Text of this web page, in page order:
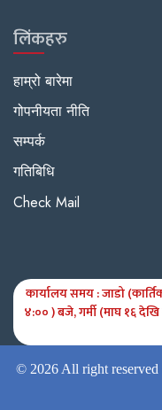
लिंकहरु
हाम्रो बारेमा
गोपनीयता नीति
सम्पर्क
गतिबिधि
Check Mail
कार्यालय समय : जाडो
४:०० ) बजे, गर्मी (माघ १६
© 2026 All right reserved